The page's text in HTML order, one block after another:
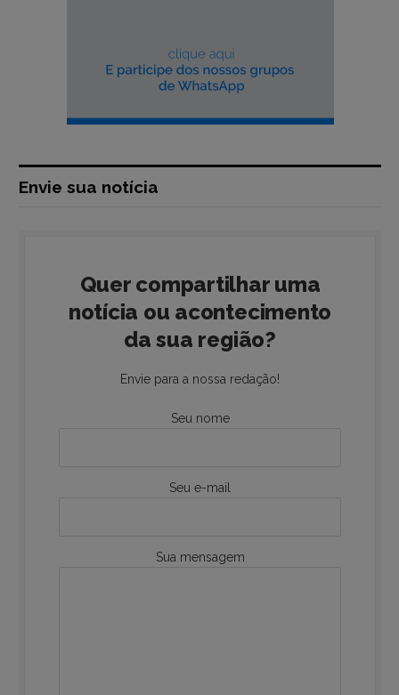
Envie sua notícia
Quer compartilhar uma
notícia ou acontecimento
da sua região?
Envie para a nossa redação!
Seu nome
Seu e-mail
Sua mensagem